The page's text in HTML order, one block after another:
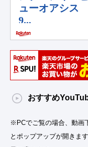
おすすめ
※PCでご覧の場合、動画
とポップアップが開きま